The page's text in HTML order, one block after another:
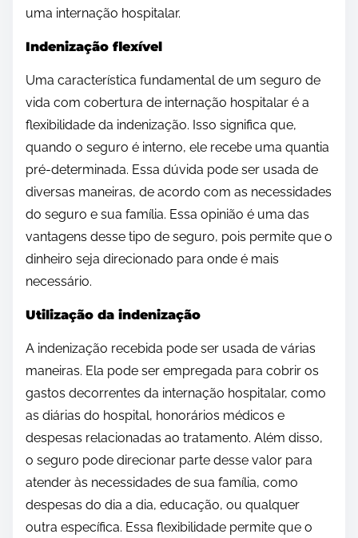
uma internação hospitalar.
Indenização flexível
Uma característica fundamental de um seguro de
vida com cobertura de internação hospitalar é a
flexibilidade da indenização. Isso significa que,
quando o seguro é interno, ele recebe uma quantia
pré-determinada. Essa dúvida pode ser usada de
diversas maneiras, de acordo com as necessidades
do seguro e sua família. Essa opinião é uma das
vantagens desse tipo de seguro, pois permite que o
dinheiro seja direcionado para onde é mais
necessário.
Utilização da indenização
A indenização recebida pode ser usada de várias
maneiras. Ela pode ser empregada para cobrir os
gastos decorrentes da internação hospitalar, como
as diárias do hospital, honorários médicos e
despesas relacionadas ao tratamento. Além disso,
o seguro pode direcionar parte desse valor para
atender às necessidades de sua família, como
despesas do dia a dia, educação, ou qualquer
outra específica. Essa flexibilidade permite que o